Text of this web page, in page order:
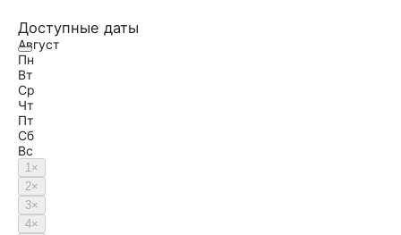
Доступные даты
Август
Пн
Вт
Ср
Чт
Пт
Сб
Вс
1×
2×
3×
4×